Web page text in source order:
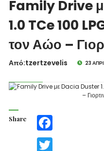
Family Drive
1.0 TCe 100
τον Αώο –
Από:tzertzevelis 23
Share Facebook
Twitter